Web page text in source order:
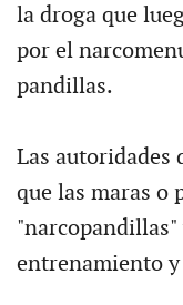
la droga que
por el
pandillas.
Las autoridades
que las maras o
entrenamiento